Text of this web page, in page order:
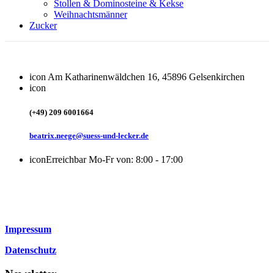
Stollen & Dominosteine & Kekse
Weihnachtsmänner
Zucker
icon Am Katharinenwäldchen 16, 45896 Gelsenkirchen
icon
(+49) 209 6001664
beatrix.neege@suess-und-lecker.de
iconErreichbar Mo-Fr von: 8:00 - 17:00
Impressum
Datenschutz